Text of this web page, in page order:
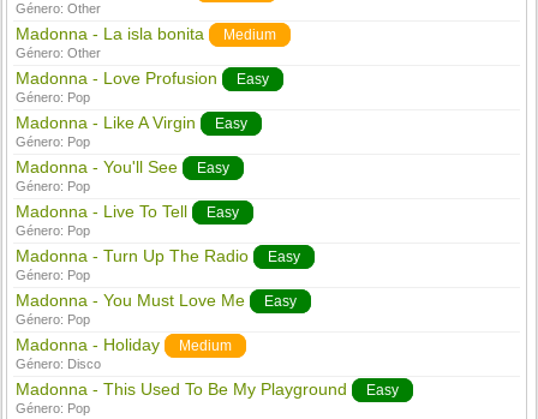
Género:Other
Madonna - La isla bonita Medium
Género:Other
Madonna - Love Profusion Easy
Género: Pop
Madonna - Like A Virgin Easy
Género: Pop
Madonna - You'll See Easy
Género: Pop
Madonna - Live To Tell Easy
Género: Pop
Madonna - Turn Up The Radio Easy
Género: Pop
Madonna - You Must Love Me Easy
Género: Pop
Madonna - Holiday Medium
Género: Disco
Madonna - This Used To Be My Playground Easy
Género: Pop